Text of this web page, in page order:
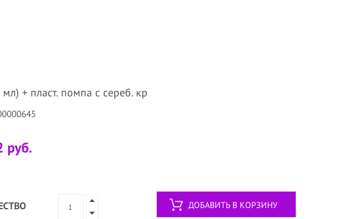
мл) + пласт. помпа с сереб. кр
руб.
ДОБАВИТЬ В КОРЗИНУ